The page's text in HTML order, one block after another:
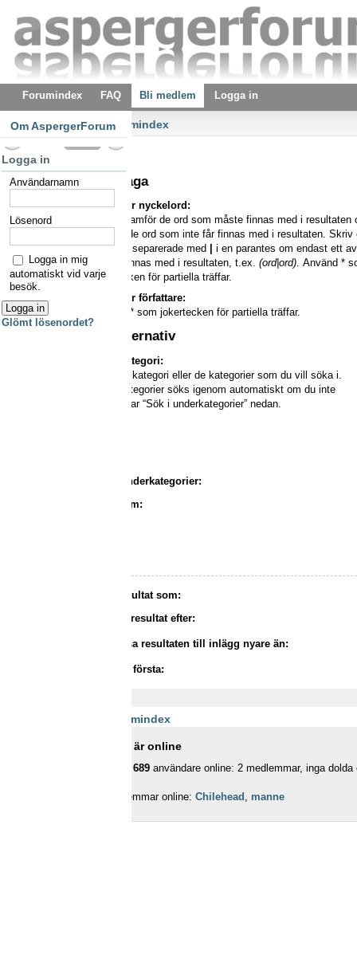
Forumindex FAQ Bli medlem Logga in
Forumindex
Sök
Sökfråga
Sök efter nyckelord:
framför de ord som måste finnas med i resultaten
framför de ord som inte får finnas med i resultaten. Skriv
med ord separerade med
i en parantes om endast ett
måste finnas med i resultaten, t.ex. (ord|ord) . Använd *
jokertecken för partiella träffar.
Sök efter författare:
Använd * som jokertecken för partiella träffar.
Sökalternativ
Sök i kategori:
Välj den kategori eller de kategorier som du vill söka i.
Underkategorier söks igenom automatiskt om du inte
inaktiverar “Sök i underkategorier” nedan.
Sök i underkategorier:
Sök inom:
Visa resultat som:
Sortera resultat efter:
Begränsa resultaten till inlägg nyare än:
Skriv ut första:
Forumindex
Vilka är online
689 användare online: 2 medlemmar, inga
Medlemmar online: Chilehead manne
Om AspergerForum
Logga in
Användarnamn
Lösenord
Logga in mig
automatiskt vid varje
besök.
Glömt lösenordet?